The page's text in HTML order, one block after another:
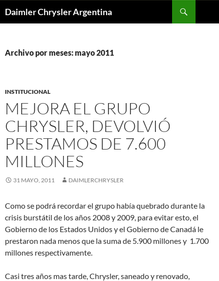
Daimler Chrysler Argentina
Archivo por meses: mayo 2011
INSTITUCIONAL
MEJORA EL GRUPO
CHRYSLER, DEVOLVIÓ
PRESTAMOS DE 7.600
MILLONES
31 MAYO, 2011 DAIMLERCHRYSLER
Como se podrá recordar el grupo había quebrado durante la
crisis burstátil de los años 2008 y 2009, para evitar esto, el
Gobierno de los Estados Unidos y el Gobierno de Canadá le
prestaron nada menos que la suma de 5.900 millones y 1.700
millones respectivamente.
Casi tres años mas tarde, Chrysler, saneado y renovado,